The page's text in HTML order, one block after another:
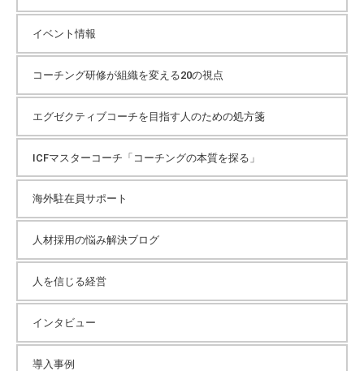
イベント情報
コーチング研修が組織を変える20の視点
エグゼクティブコーチを目指す人のための処方箋
ICFマスターコーチ「コーチングの本質を探る」
海外駐在員サポート
人材採用の悩み解決ブログ
人を信じる経営
インタビュー
導入事例